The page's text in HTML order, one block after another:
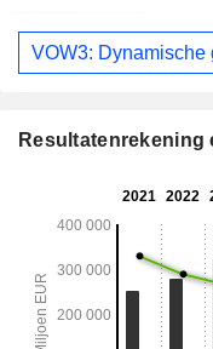
VOW3: Dynamische
Resultatenrekening